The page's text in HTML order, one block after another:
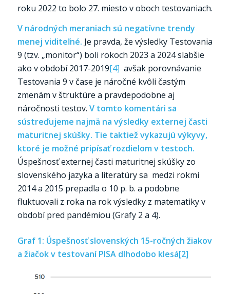
roku 2022 to bolo 27. miesto v oboch testovaniach.
V národných meraniach sú negatívne trendy
menej viditeľné. Je pravda, že výsledky Testovania
9 (tzv. „monitor“) boli rokoch 2023 a 2024 slabšie
ako v období 2017-2019[4] avšak porovnávanie
Testovania 9 v čase je náročné kvôli častým
zmenám v štruktúre a pravdepodobne aj
náročnosti testov. V tomto komentári sa
sústreďujeme najmä na výsledky externej časti
maturitnej skúšky. Tie taktiež vykazujú výkyvy,
ktoré je možné pripísať rozdielom v testoch.
Úspešnosť externej časti maturitnej skúšky zo
slovenského jazyka a literatúry sa medzi rokmi
2014 a 2015 prepadla o 10 p. b. a podobne
fluktuovali z roka na rok výsledky z matematiky v
období pred pandémiou (Grafy 2 a 4).
Graf 1: Úspešnosť slovenských 15-ročných žiakov
a žiačok v testovaní PISA dlhodobo klesá[2]